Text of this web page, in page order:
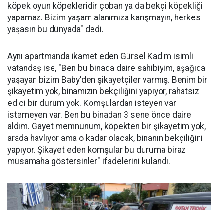
köpek oyun köpekleridir çoban ya da bekçi köpekliği
yapamaz. Bizim yaşam alanımıza karışmayın, herkes
yaşasın bu dünyada" dedi.
Aynı apartmanda ikamet eden Gürsel Kadim isimli
vatandaş ise, "Ben bu binada daire sahibiyim, aşağıda
yaşayan bizim Baby'den şikayetçiler varmış. Benim bir
şikayetim yok, binamızın bekçiliğini yapıyor, rahatsız
edici bir durum yok. Komşulardan isteyen var
istemeyen var. Ben bu binadan 3 sene önce daire
aldım. Gayet memnunum, köpekten bir şikayetim yok,
arada havlıyor ama o kadar olacak, binanın bekçiliğini
yapıyor. Şikayet eden komşular bu duruma biraz
müsamaha göstersinler" ifadelerini kulandı.